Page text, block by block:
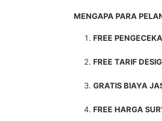
MENGAPA PARA
FREE
FREE TARIF
GRATIS BIAYA
FREE HARGA